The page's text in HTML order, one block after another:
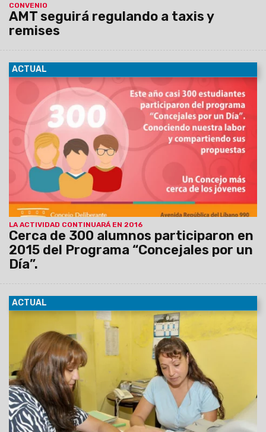
CONVENIO
AMT seguirá regulando a taxis y
remises
ACTUAL
LA ACTIVIDAD CONTINUARÁ EN 2016
Cerca de 300 alumnos participaron en
2015 del Programa “Concejales por un
Día”.
El Programa “Concejales por un Día” realizado
durante el presente año en el Concejo Deliberante capitalino
contó con la participación de cerca de 300 alumnos de siete
instituciones educativas.
ACTUAL
De lunes a viernes de 8.00 a 17.00, en avenida
República del Líbano 990